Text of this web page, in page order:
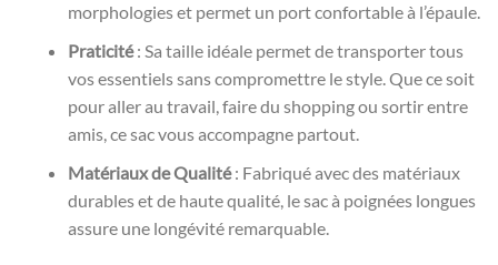
morphologies et permet un port confortable à l’épaule.
Praticité: Sa taille idéale permet de transporter tous
vos essentiels sans compromettre le style. Que ce soit
pour aller au travail, faire du shopping ou sortir entre
amis, ce sac vous accompagne partout.
Matériaux de Qualité: Fabriqué avec des matériaux
durables et de haute qualité, le sac à poignées longues
assure une longévité remarquable.